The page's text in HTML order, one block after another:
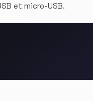
et micro-USB.